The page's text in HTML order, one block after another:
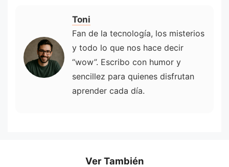
Toni
Fan de la tecnología, los misterios
y todo lo que nos hace decir
“wow”. Escribo con humor y
sencillez para quienes disfrutan
aprender cada día.
Ver También